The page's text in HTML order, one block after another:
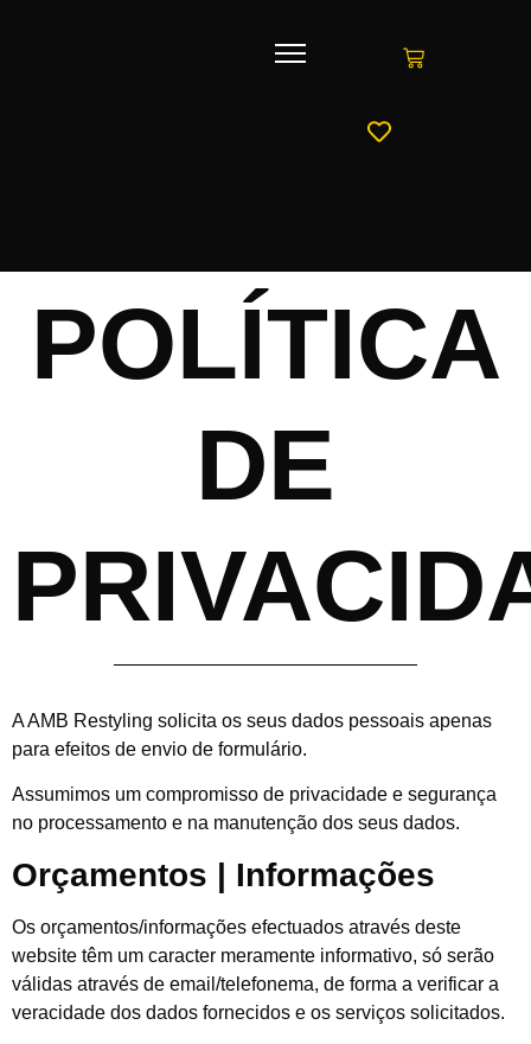
POLÍTICA
DE
A AMB Restyling solicita os seus dados pessoais apenas
para efeitos de envio de formulário.
Assumimos um compromisso de privacidade e segurança
no processamento e na manutenção dos seus dados.
Orçamentos | Informações
Os orçamentos/informações efectuados através deste
website têm um caracter meramente informativo, só serão
válidas através de email/telefonema, de forma a verificar a
veracidade dos dados fornecidos e os serviços solicitados.